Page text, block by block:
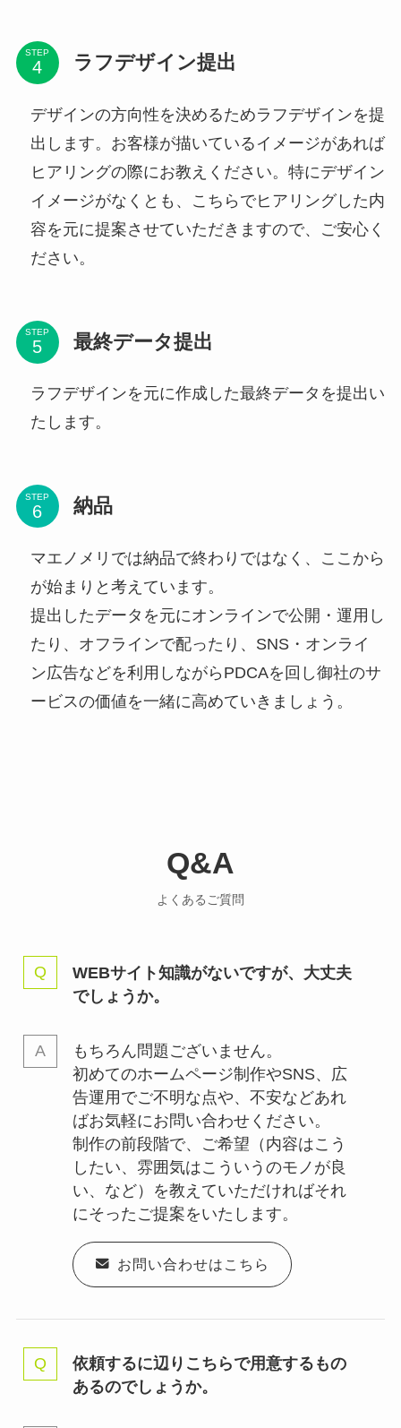
STEP ラフデザイン提出
デザインの方向性を決めるためラフデザインを提
出します。お客様が描いているイメージがあれば
ヒアリングの際にお教えください。特にデザイン
イメージがなくとも、こちらでヒアリングした内
容を元に提案させていただきますので、ご安心く
ださい。
STEP 最終データ提出
ラフデザインを元に作成した最終データを提出い
たします。
STEP 納品
マエノメリでは納品で終わりではなく、ここから
が始まりと考えています。
提出したデータを元にオンラインで公開・運用し
たり、オフラインで配ったり、SNS・オンライ
ン広告などを利用しながらPDCAを回し御社のサ
ービスの価値を一緒に高めていきましょう。
Q&A
よくあるご質問
WEBサイト知識がないですが、大丈夫
でしょうか。
もちろん問題ございません。
初めてのホームページ制作やSNS、広
告運用でご不明な点や、不安などあれ
ばお気軽にお問い合わせください。
制作の前段階で、ご希望（内容はこう
したい、雰囲気はこういうのモノが良
い、など）を教えていただければそれ
にそったご提案をいたします。
お問い合わせはこちら
依頼するに辺りこちらで用意するもの
あるのでしょうか。